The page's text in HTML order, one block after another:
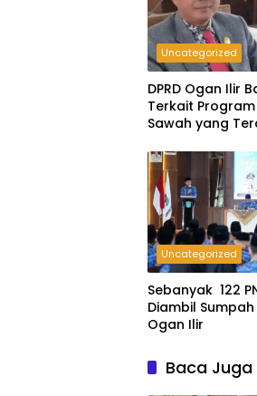
Uncategorized
DPRD Ogan Ilir Bakal
Terkait
Sawah yang
Uncategorized
Sebanyak 122
Diambil
Ogan Ilir
Baca Juga